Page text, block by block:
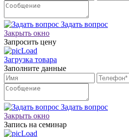
Задать вопрос
Закрыть окно
Запросить цену
Загрузка товара
Заполните данные
Задать вопрос
Закрыть окно
Запись на семинар